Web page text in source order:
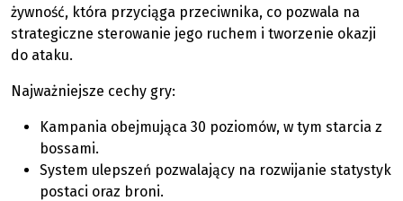
żywność, która przyciąga przeciwnika, co pozwala na
strategiczne sterowanie jego ruchem i tworzenie okazji
do ataku.
Najważniejsze cechy gry:
Kampania obejmująca 30 poziomów, w tym starcia z
bossami.
System ulepszeń pozwalający na rozwijanie statystyk
postaci oraz broni.